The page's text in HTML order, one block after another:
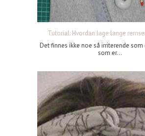
Tutorial: Hvordan lage lange
Det finnes ikke noe så irriterende som
som er...